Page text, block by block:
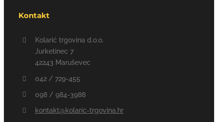
Kontakt
Kolarić trgovina d.o.o.
Jurketinec 7
42243 Maruševec
042 / 729-455
098 / 984-3988
kontakt@kolaric-trgovina.hr